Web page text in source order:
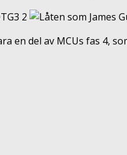
en del av MCUs fas 4,